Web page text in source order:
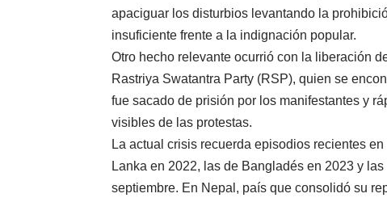
apaciguar los disturbios levantando la
insuficiente frente a la indignación popular.
Otro hecho relevante ocurrió con la liberación
Rastriya Swatantra Party (RSP), quien se
fue sacado de prisión por los manifestantes y
visibles de las protestas.
La actual crisis recuerda episodios recientes
Lanka en 2022, las de Bangladés en 2023 y
septiembre. En Nepal, país que consolidó su